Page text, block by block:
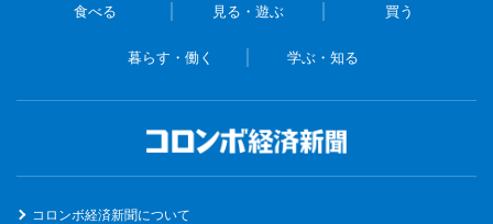
食べる 見る・遊ぶ 買う
暮らす・働く 学ぶ・知る
コロンボ経済新聞について